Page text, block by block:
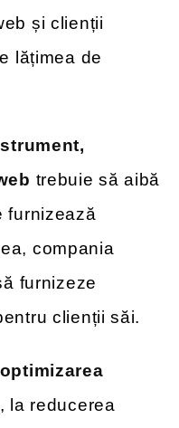
și clienții
lățimea de
trebuie să aibă
furnizează
compania
furnizeze
clienții săi.
la reducerea